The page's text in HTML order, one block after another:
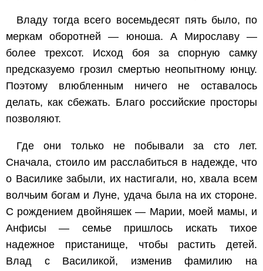
Владу тогда всего восемьдесят пять было, по
меркам оборотней — юноша. А Мирославу —
более трехсот. Исход боя за спорную самку
предсказуемо грозил смертью неопытному юнцу.
Поэтому влюбленным ничего не оставалось
делать, как сбежать. Благо российские просторы
позволяют.
Где они только не побывали за сто лет.
Сначала, стоило им расслабиться в надежде, что
о Василике забыли, их настигали, но, хвала всем
волчьим богам и Луне, удача была на их стороне.
С рождением двойняшек — Марии, моей мамы, и
Анфисы — семье пришлось искать тихое
надежное пристанище, чтобы растить детей.
Влад с Василикой, изменив фамилию на